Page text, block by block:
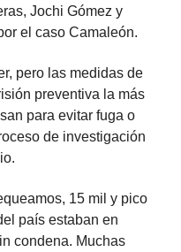
Jochi Gómez y
el caso Camaleón.
pero las medidas de
preventiva la más
para evitar fuga o
de investigación
15 mil y pico
país estaban en
condena. Muchas